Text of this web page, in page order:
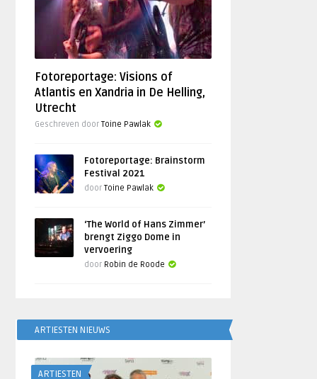
Fotoreportage: Visions of
Atlantis en Xandria in De Helling,
Utrecht
Geschreven doorToine Pawlak
Fotoreportage: Brainstorm
Festival 2021
doorToine Pawlak
‘The World of Hans Zimmer’
brengt Ziggo Dome in
vervoering
door Robin de Roode
ARTIESTEN NIEUWS
ARTIESTEN